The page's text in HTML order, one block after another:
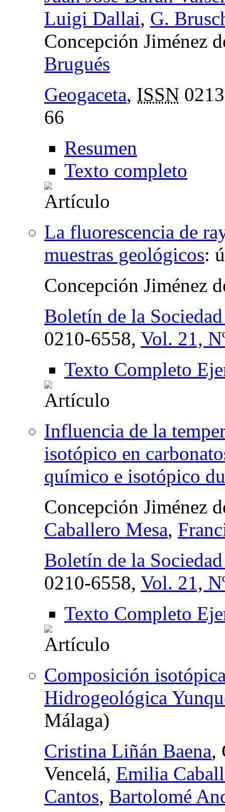
Luigi Dallai, G.
Concepción Jiménez
Brugués
Geogaceta, ISSN
66
Resumen
Texto completo
La fluorescencia de
muestras geológicos:
Concepción Jiménez
Boletín de la
0210-6558, Vol. 21,
Texto Completo
Influencia de la
isotópico en
químico e isotópico
Concepción Jiménez
Caballero Mesa,
Boletín de la
0210-6558, Vol. 21,
Texto Completo
Composición
Hidrogeológica
Málaga)
Cristina Liñán Baena,
Vencelá, Emilia
Cantos, Bartolomé